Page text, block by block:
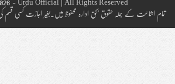
تمام اشاعت کے جملہ حقوق بحق ادارہ محفوظ ہیں۔بغیر اجازت کسی